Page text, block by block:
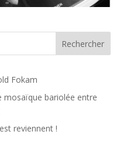
Rechercher
Fokam
mosaïque bariolée entre
reviennent !